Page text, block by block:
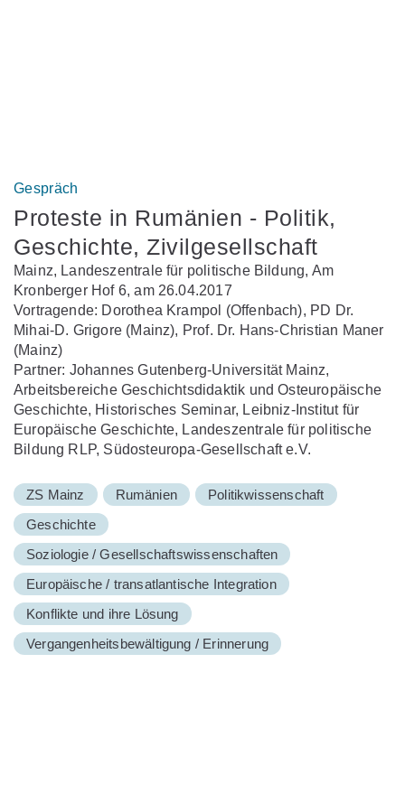
Gespräch
Proteste in Rumänien - Politik,
Geschichte, Zivilgesellschaft
Mainz, Landeszentrale für politische Bildung, Am
Kronberger Hof 6, am 26.04.2017
Vortragende: Dorothea Krampol (Offenbach), PD Dr.
Mihai-D. Grigore (Mainz), Prof. Dr. Hans-Christian Maner
(Mainz)
Partner: Johannes Gutenberg-Universität Mainz,
Arbeitsbereiche Geschichtsdidaktik und Osteuropäische
Geschichte, Historisches Seminar, Leibniz-Institut für
Europäische Geschichte, Landeszentrale für politische
Bildung RLP, Südosteuropa-Gesellschaft e.V.
ZS Mainz Rumänien
Politikwissenschaft
Geschichte
Soziologie / Gesellschaftswissenschaften
Europäische / transatlantische Integration
Konflikte und ihre Lösung
Vergangenheitsbewältigung / Erinnerung